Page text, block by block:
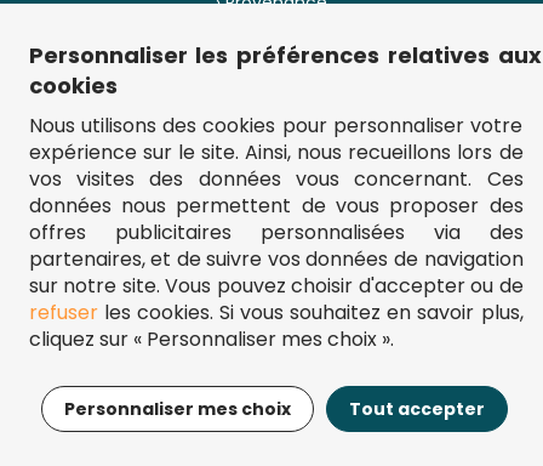
14,95€ Ajouter au panier
› Plan du site
** Frais d'envoi = 6,95 € (France) / gratuit à partir de 45 €.
fou-de-puzzle.com : le site référence pour acheter des puzzles de
qualité à bon prix.
© Fou-de-puzzle.com 2011 - 2026
Personnaliser les préférences relatives aux
cookies
Nous utilisons des cookies pour personnaliser votre
expérience sur le site. Ainsi, nous recueillons lors de
vos visites des données vous concernant. Ces
données nous permettent de vous proposer des
offres publicitaires personnalisées via des
partenaires, et de suivre vos données de navigation
sur notre site. Vous pouvez choisir d'accepter ou de
refuserles cookies. Si vous souhaitez en savoir plus,
cliquez sur « Personnaliser mes choix ».
Personnaliser mes choix Tout accepter